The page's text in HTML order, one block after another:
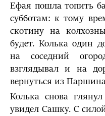
Ефая пошла топить
субботам: к тому
скотину на
будет. Колька один
на соседний
взглядывал и на
вернуться из
Колька снова
увидел Сашку. С